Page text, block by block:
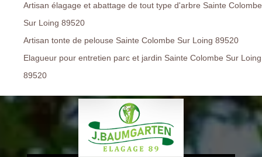
Artisan élagage et abattage de tout type d'arbre Sainte Colombe
Sur Loing 89520
Artisan tonte de pelouse Sainte Colombe Sur Loing 89520
Elagueur pour entretien parc et jardin Sainte Colombe Sur Loing
89520